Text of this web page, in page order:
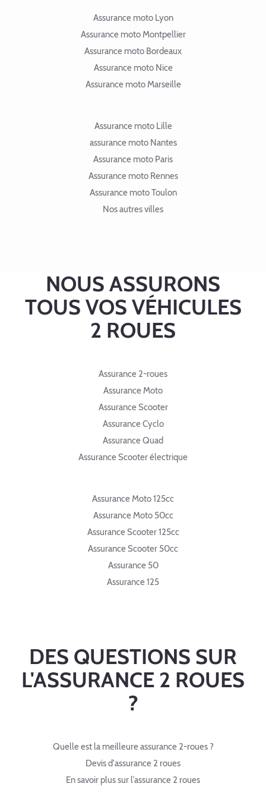
Assurance moto Lyon
Assurance moto Montpellier
Assurance moto Bordeaux
Assurance moto Nice
Assurance moto Marseille
Assurance moto Lille
assurance moto Nantes
Assurance moto Paris
Assurance moto Rennes
Assurance moto Toulon
Nos autres villes
NOUS ASSURONS
TOUS VOS VÉHICULES
2 ROUES
Assurance 2-roues
Assurance Moto
Assurance Scooter
Assurance Cyclo
Assurance Quad
Assurance Scooter électrique
Assurance Moto 125cc
Assurance Moto 50cc
Assurance Scooter 125cc
Assurance Scooter 50cc
Assurance 50
Assurance 125
DES QUESTIONS SUR
L'ASSURANCE 2 ROUES
?
Quelle est la meilleure assurance 2-roues ?
Devis d'assurance 2 roues
En savoir plus sur l’assurance 2 roues